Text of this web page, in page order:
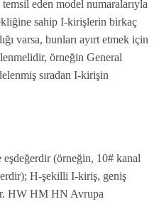
eden model numaralarıyla
sahip I-kirişlerin birkaç
varsa, bunları ayırt etmek için
örneğin General
sıradan I-kirişin
eşdeğerdir (örneğin, 10# kanal
H-şekilli I-kiriş, geniş
HW HM HN Avrupa